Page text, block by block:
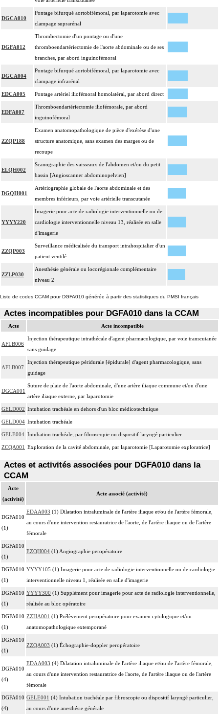
DGCA010
Pontage bifurqué aortobifémoral, par laparotomie avec
clampage suprarénal
DGFA012
Thrombectomie d'un pontage ou d'une
thromboendartériectomie de l'aorte abdominale ou de ses
branches, par abord inguinofémoral
DGCA004
Pontage bifurqué aortobifémoral, par laparotomie avec
clampage infrarénal
EDCA005 Pontage artériel iliofémoral homolatéral, par abord direct
EDFA007
Thromboendartériectomie iliofémorale, par abord
inguinofémoral
ZZQP188
Examen anatomopathologique de pièce d'exérèse d'une
structure anatomique, sans examen des marges ou de
recoupe
ELQH002
Scanographie des vaisseaux de l'abdomen et/ou du petit
bassin [Angioscanner abdominopelvien]
DGQH001
Artériographie globale de l'aorte abdominale et des
membres inférieurs, par voie artérielle transcutanée
YYYY220
Imagerie pour acte de radiologie interventionnelle ou de
cardiologie interventionnelle niveau 13, réalisée en salle
d'imagerie
ZZQP003
Surveillance médicalisée du transport intrahospitalier d'un
patient ventilé
ZZLP030
Anesthésie générale ou locorégionale complémentaire
niveau 2
Liste de codes CCAM pour DGFA010 générée à partir des statistiques du PMSI français
Actes incompatibles pour DGFA010 dans la CCAM
Acte Acte incompatible
AFLB006
Injection thérapeutique intrathécale d'agent pharmacologique, par voie transcutanée
sans guidage
AFLB007
Injection thérapeutique péridurale [épidurale] d'agent pharmacologique, sans
guidage
DGCA001
Suture de plaie de l'aorte abdominale, d'une artère iliaque commune et/ou d'une
artère iliaque externe, par laparotomie
GELD002 Intubation trachéale en dehors d'un bloc médicotechnique
GELD004 Intubation trachéale
GELE004 Intubation trachéale, par fibroscopie ou dispositif laryngé particulier
ZCQA001 Exploration de la cavité abdominale, par laparotomie [Laparotomie exploratrice]
Actes et activités associées pour DGFA010 dans la
CCAM
Acte
(activité)
Acte associé (activité)
DGFA010
(1)
EDAA003 (1) Dilatation intraluminale de l'artère iliaque et/ou de l'artère fémorale,
au cours d'une intervention restauratrice de l'aorte, de l'artère iliaque ou de l'artère
fémorale
DGFA010
(1)
EZQH004 (1) Angiographie peropératoire
DGFA010
(1)
YYYY105 (1) Imagerie pour acte de radiologie interventionnelle ou de cardiologie
interventionnelle niveau 1, réalisée en salle d'imagerie
DGFA010
(1)
YYYY300 (1) Supplément pour imagerie pour acte de radiologie interventionnelle,
réalisée au bloc opératoire
DGFA010
(1)
ZZHA001 (1) Prélèvement peropératoire pour examen cytologique et/ou
anatomopathologique extemporané
DGFA010
(1)
ZZQA003 (1) Échographie-doppler peropératoire
DGFA010
(4)
EDAA003 (4) Dilatation intraluminale de l'artère iliaque et/ou de l'artère fémorale,
au cours d'une intervention restauratrice de l'aorte, de l'artère iliaque ou de l'artère
fémorale
DGFA010
(4)
GELE001 (4) Intubation trachéale par fibroscopie ou dispositif laryngé particulier,
au cours d'une anesthésie générale